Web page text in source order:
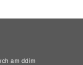
am ddim